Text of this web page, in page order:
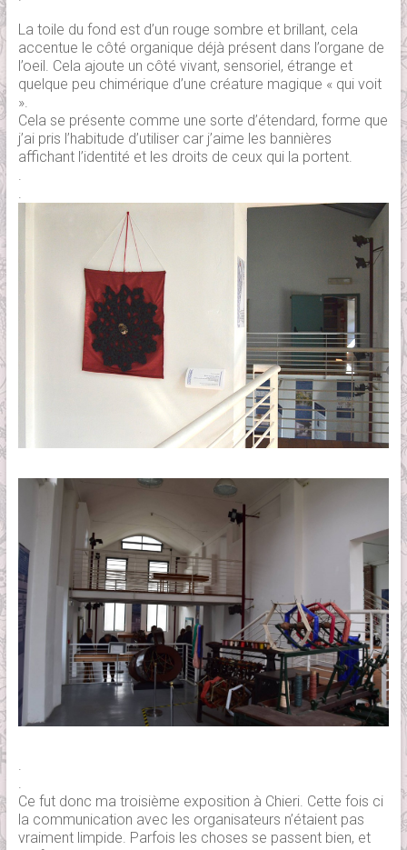
La toile du fond est d’un rouge sombre et brillant, cela
accentue le côté organique déjà présent dans l’organe de
l’oeil. Cela ajoute un côté vivant, sensoriel, étrange et
quelque peu chimérique d’une créature magique « qui voit
».
Cela se présente comme une sorte d’étendard, forme que
j’ai pris l’habitude d’utiliser car j’aime les bannières
affichant l’identité et les droits de ceux qui la portent.
.
.
Ce fut donc ma troisième exposition à Chieri. Cette fois ci
la communication avec les organisateurs n’étaient pas
vraiment limpide. Parfois les choses se passent bien, et